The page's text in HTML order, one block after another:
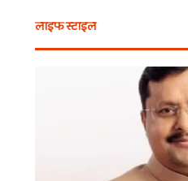
वाले
लाइफ स्टाइल